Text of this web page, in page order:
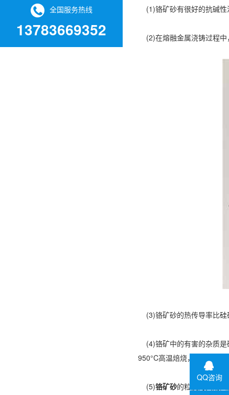
全国服务热线
13783669352
(1)铬矿砂有很好的抗碱性
(2)在熔融金属浇铸过程中
(3)铬矿砂的热传导率比硅
(4)铬矿中的有害的杂质是
950°C高温焙烧，使其中的
(5)铬矿砂的粒度对其耐
QQ咨询